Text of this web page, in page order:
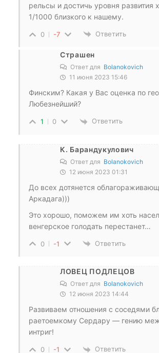
рельсы и достичь уровня развития
1/1000 близкого к нашему.
0 -7 Ответить
Страшен
Ответ для Bolanokovich
11 июня 2023 15:46
Финским? Какая у Вас оценка по
Любезнейший?
1 0 Ответить
К. Барандукулович
Ответ для Bolanokovich
12 июня 2023 01:31
До всех дотянется
Аркадага)))
Это хорошо, поможем им хоть
венгерское голодать перестанет…
0 -1 Ответить
ЛОВЕЦ ПОДЛЕЦОВ
Ответ для Bolanokovich
12 июня 2023 14:44
Развиваем отношения с соседями
раетоемкому Сердару — гению
интриг!
0 -1 Ответить